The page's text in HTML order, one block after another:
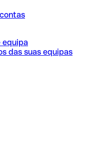
equipa
das suas equipas